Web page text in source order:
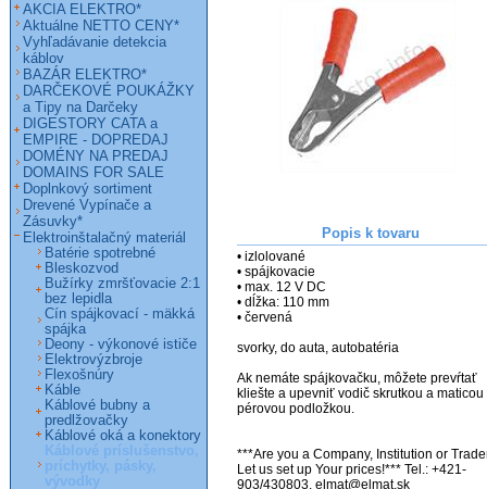
Popis k tovaru
• izlolované
• spájkovacie
• max. 12 V DC
• dĺžka: 110 mm
• červená
svorky, do auta, autobatéria
Ak nemáte spájkovačku, môžete prevŕtať
kliešte a upevniť vodič skrutkou a maticou
pérovou podložkou.
***Are you a Company, Institution or
Let us set up Your prices!*** Tel.: +421-
903/430803, elmat@elmat.sk
AKCIA ELEKTRO*
Aktuálne NETTO CENY*
Vyhľadávanie detekcia
káblov
BAZÁR ELEKTRO*
DARČEKOVÉ POUKÁŽKY
a Tipy na Darčeky
DIGESTORY CATA a
EMPIRE - DOPREDAJ
DOMÉNY NA PREDAJ
DOMAINS FOR SALE
Doplnkový sortiment
Drevené Vypínače a
Zásuvky*
Elektroinštalačný materiál
Batérie spotrebné
Bleskozvod
Bužírky zmršťovacie 2:1
bez lepidla
Cín spájkovací - mäkká
spájka
Deony - výkonové ističe
Elektrovýzbroje
Flexošnúry
Káble
Káblové bubny a
predlžovačky
Káblové oká a konektory
Káblové príslušenstvo,
príchytky, pásky,
vývodky